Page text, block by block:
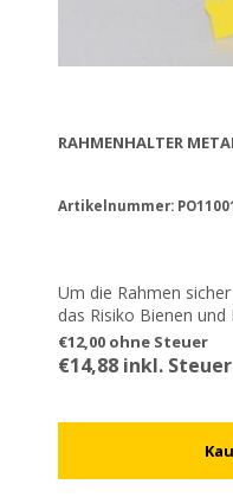
RAHMENHALTER
Artikelnummer:
Um die Rahmen
das Risiko Bienen
Inspektion zu töten,
€12,00 ohne Steuer
€14,88 inkl. Steuer